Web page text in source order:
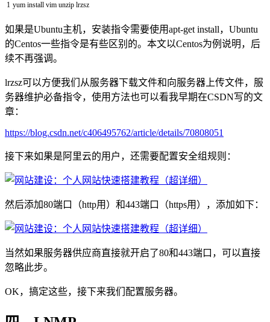
1 yum install vim unzip lrzsz
如果是Ubuntu主机，安装指令需要使用apt-get install，Ubuntu
的Centos一些指令是有些区别的。本文以Centos为例说明，后
续不再强调。
lrzsz可以方便我们从服务器下载文件和向服务器上传文件，服
务器维护必备指令，使用方法也可以看我早期在CSDN写的文
章：
https://blog.csdn.net/c406495762/article/details/70808051
接下来如果是阿里云的用户，还需要配置安全组规则：
然后添加80端口（http用）和443端口（https用），添加如下：
当然如果服务器供应商直接就开启了80和443端口，可以直接
忽略此步。
OK，搞定这些，接下来我们配置服务器。